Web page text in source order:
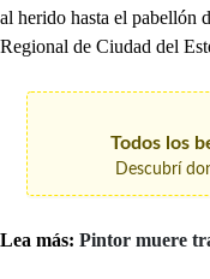
al herido hasta el pabellón
Regional de Ciudad del
Todos los
Descubrí
Lea más: Pintor muere